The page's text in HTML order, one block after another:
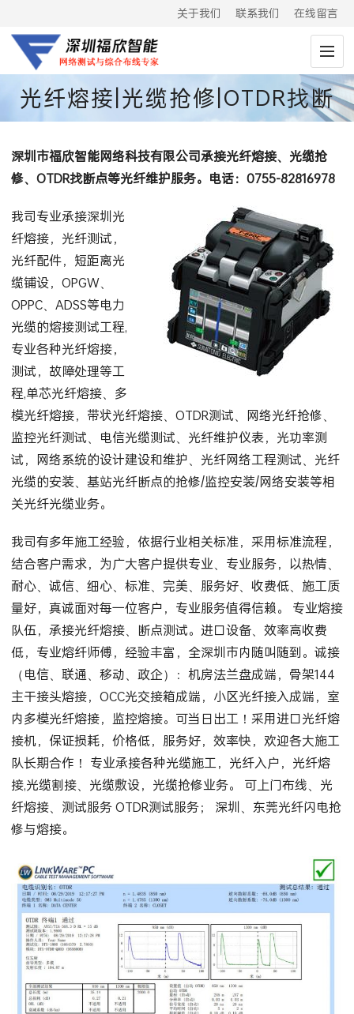
关于我们 联系我们 在线留言
光纤熔接|光缆抢修|OTDR找断
点|光纤测试
深圳市福欣智能网络科技有限公司承接光纤熔接、光缆抢
修、OTDR找断点等光纤维护服务。电话：0755-82816978
我司专业承接深圳光
纤熔接，光纤测试，
光纤配件，短距离光
缆铺设，OPGW、
OPPC、ADSS等电力
光缆的熔接测试工程,
专业各种光纤熔接，
测试，故障处理等工
程,单芯光‌‌纤熔接、多
模光纤熔接，带状光纤熔接、OTDR测试、网络光纤抢修、
监控光纤测试、电信光缆测试、光纤维护仪表，光功率测
试，网络系统的设计建设和维护、光纤网络工程测试、光纤
光缆的安装、基站光纤断点的抢修/监控安装/网络安装等相
关光纤光缆业务。
我司有多年施工经验，依据行业相关标准，采用标准流程，
结合客户需求，为广大客户提供专业、专业服务，以热情、
耐心、诚信、细心、标准、完美、服务好、收费低、施工质
量好，真诚面对每一位客户，专业服务值得信赖。 专业熔接
队伍，承接光纤熔接、断点测试。进口设备、效率高收费
低，专业熔纤师傅，经验丰富，全深圳市内随叫随到。诚接
（电信、联通、移动、政企）：机房法兰盘成端，骨架144
主干接头熔接，OCC光交接箱成端，小区光纤接入成端，室
内多模光纤熔接，监控熔接。可当日出工！采用进口光纤熔
接机，保证损耗，价格低，服务好，效率快，欢迎各大施工
队长期合作！ 专业承接各种光缆施工，光纤入户，光纤熔
接,光缆割接、光缆敷设，光缆抢修业务。 可上门布线、光
纤熔接、测试服务 OTDR测试服务； 深圳、东莞光纤闪电抢
修与熔接。